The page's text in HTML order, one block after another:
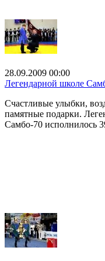
28.09.2009 00:00
Легендарной школе
Счастливые улыбки,
памятные подарки.
Самбо-70 исполнилось